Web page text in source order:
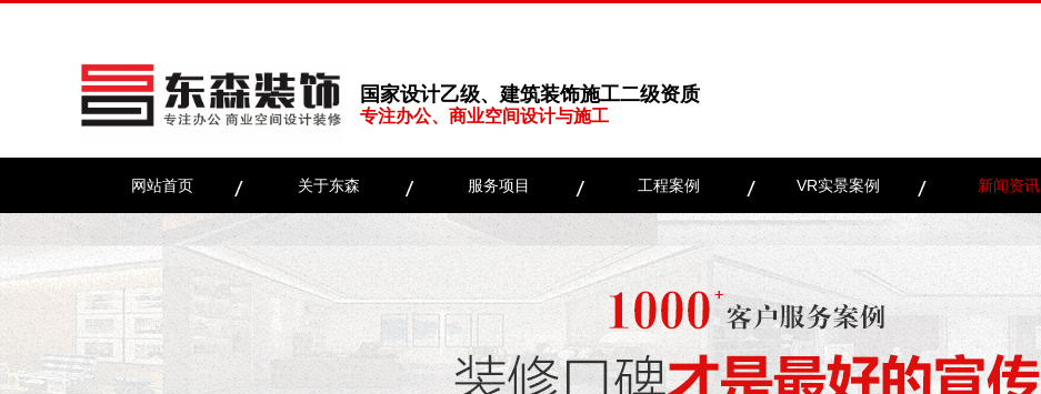
国家设计乙级、建筑装饰施工二级资质
专注办公、商业空间设计与施工
网站首页 关于东森 服务项目 工程案例 VR实景案例 新闻资讯